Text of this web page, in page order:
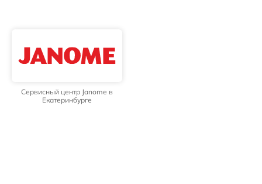
Сервисный центр Janome в
Екатеринбурге